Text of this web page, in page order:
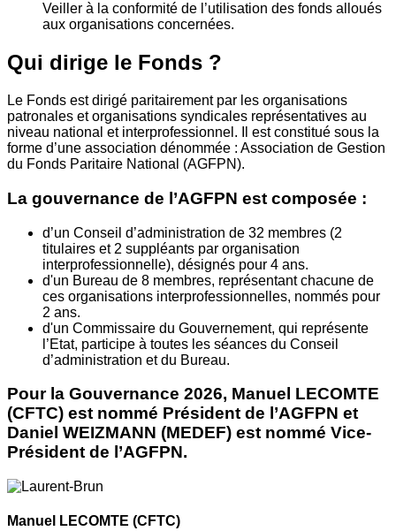
Veiller à la conformité de l’utilisation des fonds alloués
aux organisations concernées.
Qui dirige le Fonds ?
Le Fonds est dirigé paritairement par les organisations
patronales et organisations syndicales représentatives au
niveau national et interprofessionnel. Il est constitué sous la
forme d’une association dénommée : Association de Gestion
du Fonds Paritaire National (AGFPN).
La gouvernance de l’AGFPN est composée :
d’un Conseil d’administration de 32 membres (2
titulaires et 2 suppléants par organisation
interprofessionnelle), désignés pour 4 ans.
d'un Bureau de 8 membres, représentant chacune de
ces organisations interprofessionnelles, nommés pour
2 ans.
d'un Commissaire du Gouvernement, qui représente
l’Etat, participe à toutes les séances du Conseil
d’administration et du Bureau.
Pour la Gouvernance 2026, Manuel LECOMTE
(CFTC) est nommé Président de l’AGFPN et
Daniel WEIZMANN (MEDEF) est nommé Vice-
Président de l’AGFPN.
Manuel LECOMTE (CFTC)